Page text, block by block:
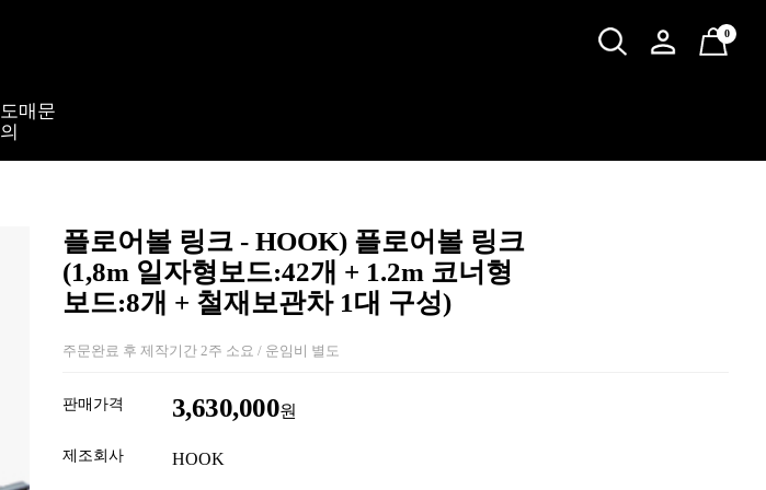
0
도매문
의
플로어볼 링크 - HOOK) 플로어볼 링크
(1,8m 일자형보드:42개 + 1.2m 코너형
보드:8개 + 철재보관차 1대 구성)
주문완료 후 제작기간 2주 소요 / 운임비 별도
판매가격 3,630,000원
제조회사 HOOK